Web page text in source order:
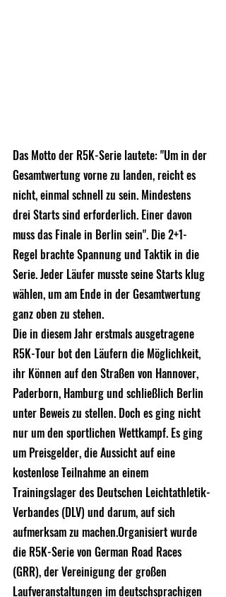
Das Motto der R5K-Serie lautete: "Um in der
Gesamtwertung vorne zu landen, reicht es
nicht, einmal schnell zu sein. Mindestens
drei Starts sind erforderlich. Einer davon
muss das Finale in Berlin sein". Die 2+1-
Regel brachte Spannung und Taktik in die
Serie. Jeder Läufer musste seine Starts klug
wählen, um am Ende in der Gesamtwertung
ganz oben zu stehen.
Die in diesem Jahr erstmals ausgetragene
R5K-Tour bot den Läufern die Möglichkeit,
ihr Können auf den Straßen von Hannover,
Paderborn, Hamburg und schließlich Berlin
unter Beweis zu stellen. Doch es ging nicht
nur um den sportlichen Wettkampf. Es ging
um Preisgelder, die Aussicht auf eine
kostenlose Teilnahme an einem
Trainingslager des Deutschen Leichtathletik-
Verbandes (DLV) und darum, auf sich
aufmerksam zu machen.Organisiert wurde
die R5K-Serie von German Road Races
(GRR), der Vereinigung der großen
Laufveranstaltungen im deutschsprachigen